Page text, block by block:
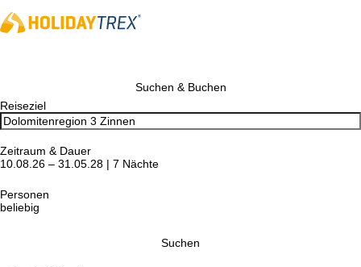
Suchen & Buchen
Reiseziel
Zeitraum & Dauer
10.08.26 – 31.05.28 | 7 Nächte
Personen
beliebig
Suchen